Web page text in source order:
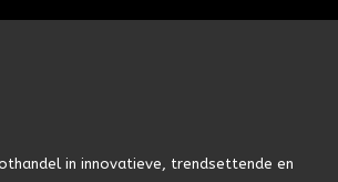
in innovatieve, trendsettende en